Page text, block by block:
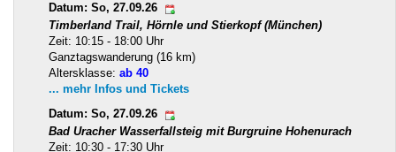
Datum: So, 27.09.26
Timberland Trail, Hörnle und Stierkopf (München)
Zeit: 10:15 - 18:00 Uhr
Ganztagswanderung (16 km)
Altersklasse: ab 40
... mehr Infos und Tickets
Datum: So, 27.09.26
Bad Uracher Wasserfallsteig mit Burgruine Hohenurach
Zeit: 10:30 - 17:30 Uhr